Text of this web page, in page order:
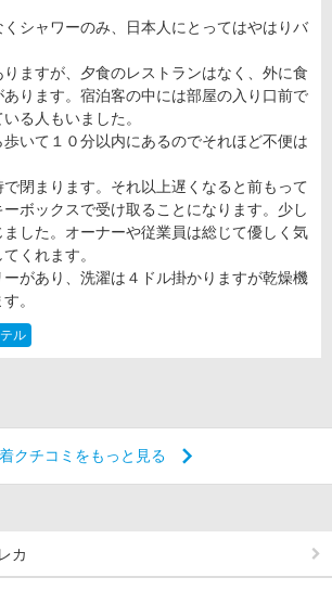
シャワーのみ、日本人にとってはやはりバ
ますが、夕食のレストランはなく、外に食
ります。宿泊客の中には部屋の入り口前で
る人もいました。
いて１０分以内にあるのでそれほど不便は
閉まります。それ以上遅くなると前もって
ボックスで受け取ることになります。少し
した。オーナーや従業員は総じて優しく気
くれます。
があり、洗濯は４ドル掛かりますが乾燥機
。
ル
クチコミをもっと見る
カ